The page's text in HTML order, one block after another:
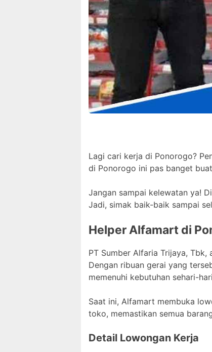
Lagi cari kerja di Ponorogo?
di Ponorogo ini pas banget
Jangan sampai kelewatan ya!
Jadi, simak baik-baik sampai
Helper Alfamart di
PT Sumber Alfaria Trijaya,
Dengan ribuan gerai yang
memenuhi kebutuhan sehari-
Saat ini, Alfamart membuka
toko, memastikan semua
Detail Lowongan Kerja